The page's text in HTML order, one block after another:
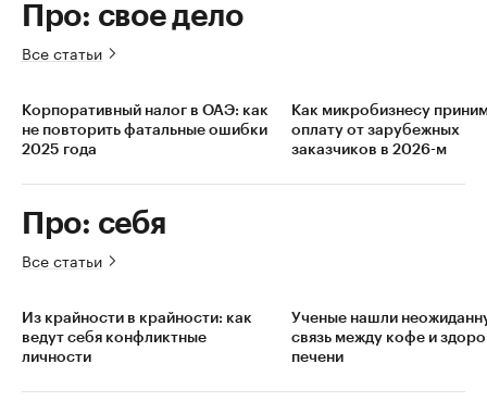
Про: свое дело
Все статьи
Корпоративный налог в ОАЭ: как
не повторить фатальные ошибки
2025 года
Как микробизнесу
оплату от зарубежных
заказчиков в 2026-м
Про: себя
Все статьи
Из крайности в крайности: как
ведут себя конфликтные
личности
Ученые нашли
связь между кофе и
печени